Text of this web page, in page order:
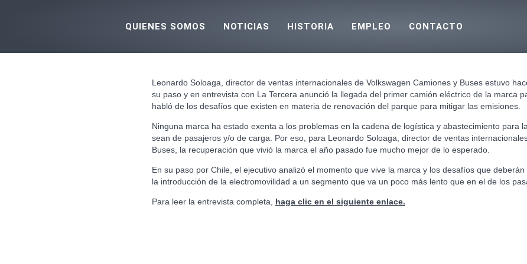
QUIENES SOMOS NOTICIAS HISTORIA EMPLEO CONTACTO
Leonardo Soloaga, director de ventas internacionales de Volkswagen Camiones y Buses estuvo
su paso y en entrevista con La Tercera anunció la llegada del primer camión eléctrico de la marca
habló de los desafíos que existen en materia de renovación del parque para mitigar las emisiones.
Ninguna marca ha estado exenta a los problemas en la cadena de logística y abastecimiento para
sean de pasajeros y/o de carga. Por eso, para Leonardo Soloaga, director de ventas
Buses, la recuperación que vivió la marca el año pasado fue mucho mejor de lo esperado.
En su paso por Chile, el ejecutivo analizó el momento que vive la marca y los desafíos que
la introducción de la electromovilidad a un segmento que va un poco más lento que en el de los
Para leer la entrevista completa, haga clic en el siguiente enlace.